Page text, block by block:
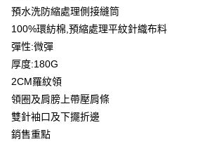
全盈+PAY
大哥付你分期
相關說明
1.本服務由台灣大哥大提供，台灣大哥大用戶可立
2.付款方式選擇「大哥付你分期」，訂單成立後會
流程，驗證手機門號後，選擇欲分期的期數、繳款
成交易。
3.實際核准額度、可分期數及費用金額請依後續交
AFTEE先享後付
相關說明
【關於「AFTEE先享後付」】
AFTEE先享後付是「在收到商品之後才付款」的支
ATM付款
預水洗防縮處理側接縫筒
100%環紡棉,預縮處理平紋針織布料
彈性:微彈
厚度:180G
2CM羅紋領
領圈及肩膀上帶壓肩條
雙針袖口及下擺折邊
銷售重點